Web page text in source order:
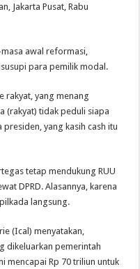
Jakarta Pusat, Rabu
awal reformasi,
para pemilik modal.
rakyat, yang menang
(rakyat) tidak peduli siapa
yang kasih cash itu
tetap mendukung RUU
DPRD. Alasannya, karena
langsung.
(Ical) menyatakan,
dikeluarkan pemerintah
mencapai Rp 70 triliun untuk